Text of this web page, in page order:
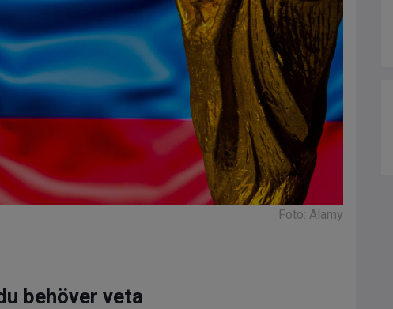
Foto: Alamy
behöver veta